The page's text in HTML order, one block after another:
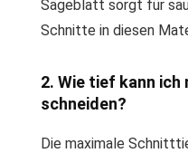
Sägeblatt sorgt für
Schnitte in diesen
2. Wie tief kann
schneiden?
Die maximale